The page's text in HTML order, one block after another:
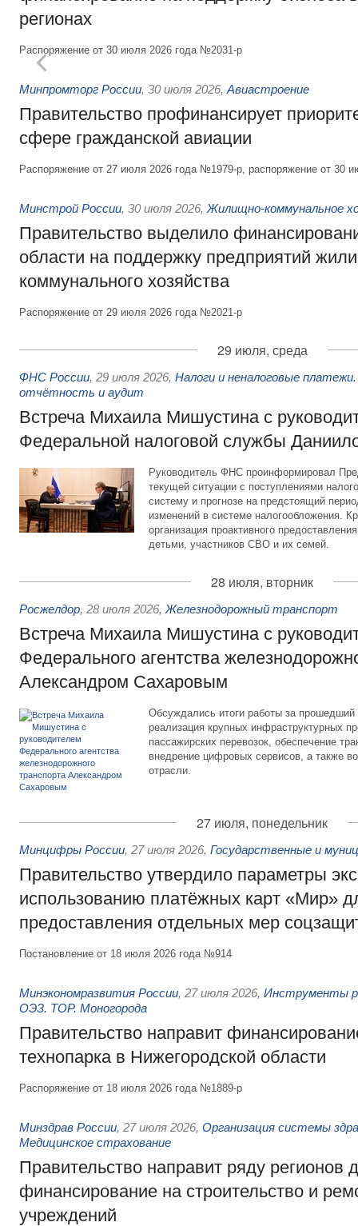
регионах
Распоряжение от 30 июля 2026 года №2031-р
Минпромторг России, 30 июля 2026, Авиастроение
Правительство профинансирует
сфере гражданской авиации
Распоряжение от 27 июля 2026 года №1979-р, распоряжение от 30
Минстрой России, 30 июля 2026, Жилищно-коммунальное
Правительство выделило
области на поддержку предприятий
коммунального хозяйства
Распоряжение от 29 июля 2026 года №2021-р
29 июля, среда
ФНС России, 29 июля 2026, Налоги и неналоговые
отчётность и аудит
Встреча Михаила Мишустина с
Федеральной налоговой службы
Руководитель ФНС проинформировал
текущей ситуации с поступлениями
систему и прогнозе на предстоящий
изменений в системе налогообложения.
организация проактивного
детьми, участников СВО и их семей.
28 июля, вторник
Росжелдор, 28 июля 2026, Железнодорожный транспорт
Встреча Михаила Мишустина с
Федерального агентства
Александром Сахаровым
Обсуждались итоги работы за
реализация крупных инфраструктурных
пассажирских перевозок, обеспечение
внедрение цифровых сервисов, а также
отрасли.
27 июля, понедельник
Минцифры России, 27 июля 2026, Государственные и
Правительство утвердило параметры
использованию платёжных карт «Мир»
предоставления отдельных мер
Постановление от 18 июля 2026 года №914
Минэкономразвития России, 27 июля 2026, Инструменты
ОЭЗ. ТОР. Моногорода
Правительство направит
технопарка в Нижегородской области
Распоряжение от 18 июля 2026 года №1889-р
Минздрав России, 27 июля 2026, Организация системы
Медицинское страхование
Правительство направит ряду регионов
финансирование на строительство и
учреждений